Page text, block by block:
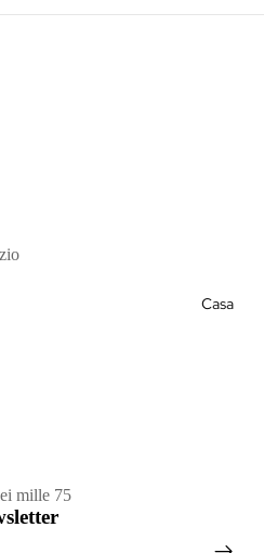
VediCasa
mille 75